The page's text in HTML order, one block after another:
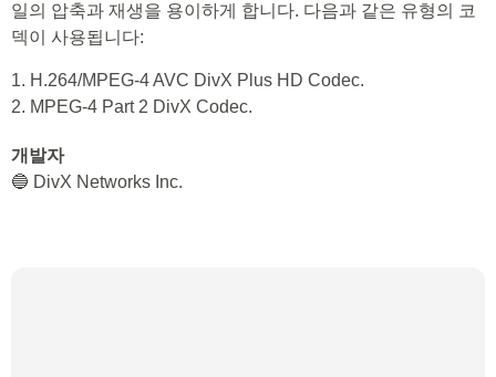
일의 압축과 재생을 용이하게 합니다. 다음과 같은 유형의 코
덱이 사용됩니다:
1. H.264/MPEG-4 AVC DivX Plus HD Codec.
2. MPEG-4 Part 2 DivX Codec.
개발자
🔵 DivX Networks Inc.